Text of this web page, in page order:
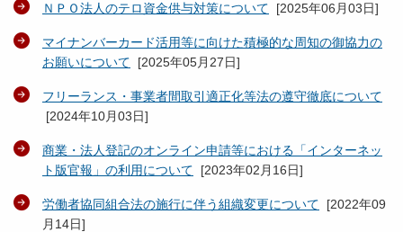
ＮＰＯ法人のテロ資金供与対策について [2025年06月03日]
マイナンバーカード活用等に向けた積極的な周知の御協力の
お願いについて [2025年05月27日]
フリーランス・事業者間取引適正化等法の遵守徹底について
[2024年10月03日]
商業・法人登記のオンライン申請等における「インターネッ
ト版官報」の利用について [2023年02月16日]
労働者協同組合法の施行に伴う組織変更について [2022年09
月14日]